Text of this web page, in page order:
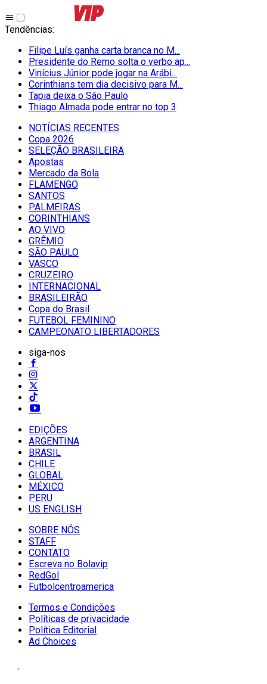
Tendências:
Filipe Luís ganha carta branca no M...
Presidente do Remo solta o verbo ap...
Vinícius Júnior pode jogar na Arábi...
Corinthians tem dia decisivo para M...
Tapia deixa o São Paulo
Thiago Almada pode entrar no top 3
NOTÍCIAS RECENTES
Copa 2026
SELEÇÃO BRASILEIRA
Apostas
Mercado da Bola
FLAMENGO
SANTOS
PALMEIRAS
CORINTHIANS
AO VIVO
GRÊMIO
SĀO PAULO
VASCO
CRUZEIRO
INTERNACIONAL
BRASILEIRÃO
Copa do Brasil
FUTEBOL FEMININO
CAMPEONATO LIBERTADORES
siga-nos
EDIÇÕES
ARGENTINA
BRASIL
CHILE
GLOBAL
MÉXICO
PERU
US ENGLISH
SOBRE NÓS
STAFF
CONTATO
Escreva no Bolavip
RedGol
Futbolcentroamerica
Termos e Condições
Políticas de privacidade
Política Editorial
Ad Choices